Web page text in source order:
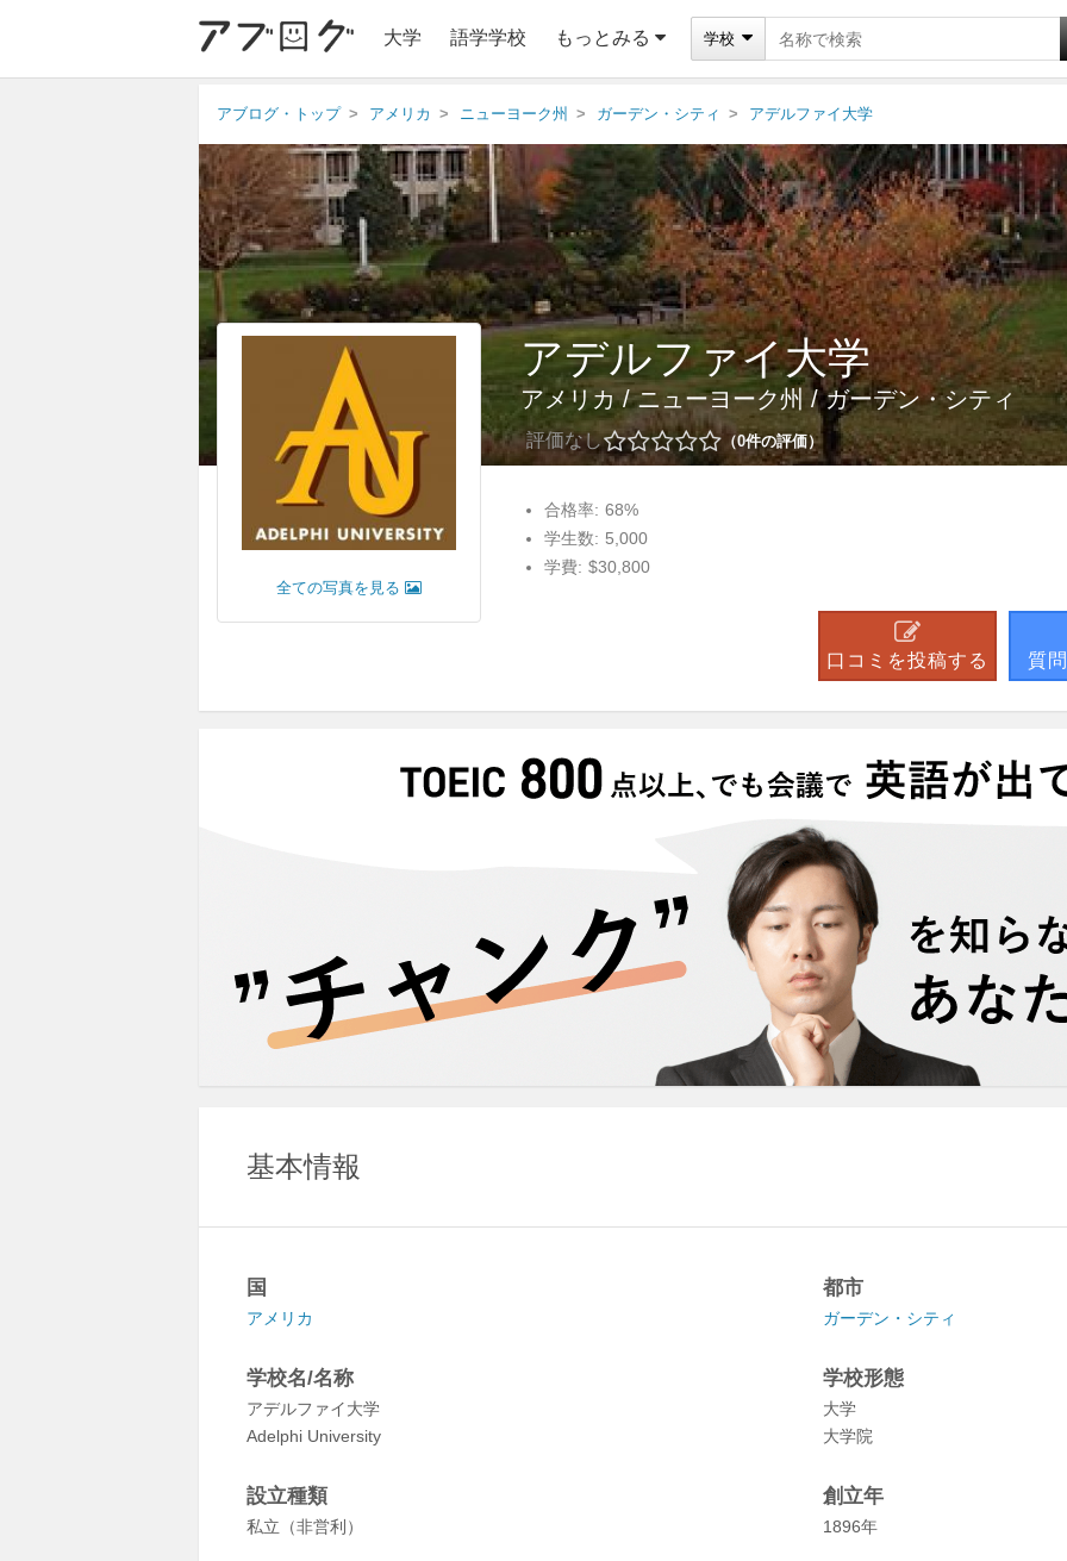
大学 語学学校 もっとみる 学校
アブログ・トップ アメリカ ニューヨーク州 ガーデン・シティ アデルファイ大学
全ての写真を見る
アデルファイ大学
アメリカ/ニューヨーク州 /ガーデン・シティ
評価なし 0件の評価
合格率: 68%
学生数: 5,000
学費: $30,800
口コミを投稿する 質
基本情報
国
アメリカ
都市
ガーデン・シティ
学校名/名称
アデルファイ大学
Adelphi University
学校形態
大学
大学院
設立種類
私立（非営利）
創立年
1896年